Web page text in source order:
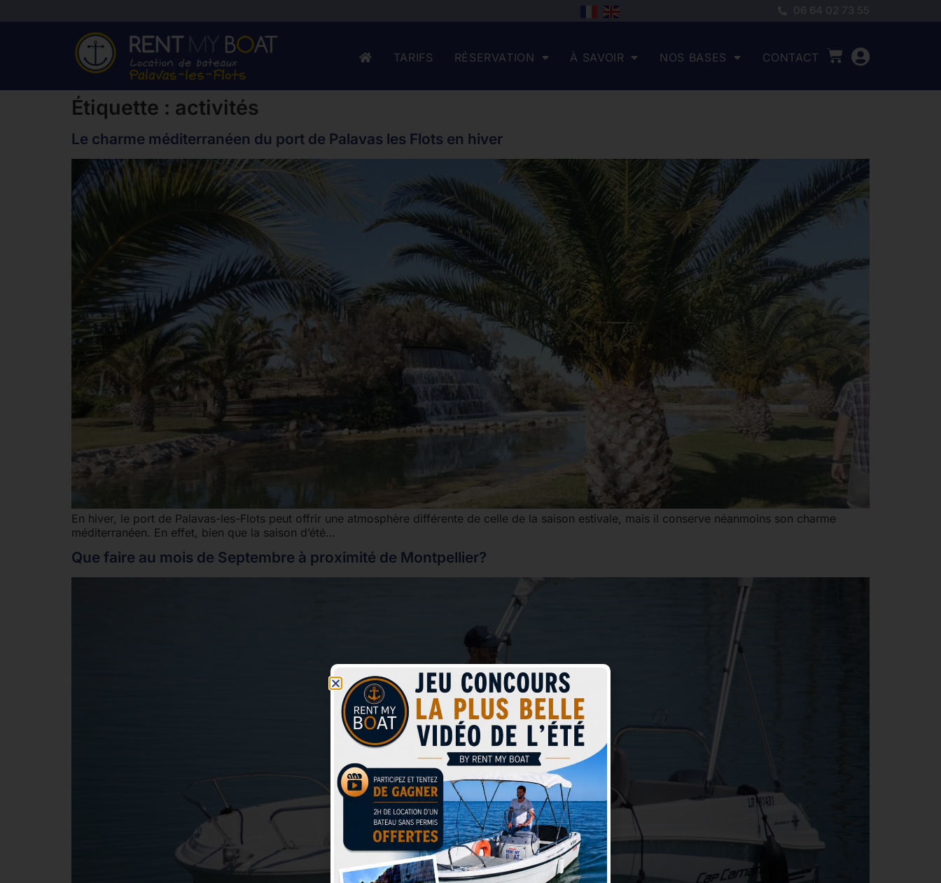
06 64 02 73 55
TARIFS RÉSERVATION À SAVOIR NOS BASES CONTACT
Étiquette : activités
Le charme méditerranéen du port de Palavas les Flots en hiver
En hiver, le port de Palavas-les-Flots peut offrir une atmosphère différente de celle de la saison estivale, mais il conserve néanmoins son charme
méditerranéen. En effet, bien que la saison d’été…
Que faire au mois de Septembre à proximité de Montpellier?